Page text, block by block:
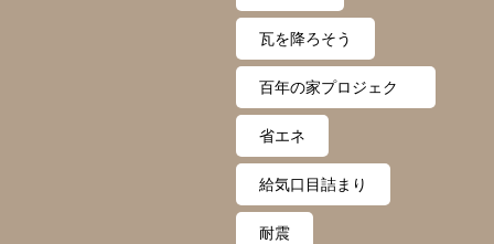
瓦を降ろそう
百年の家プロジェク
ト
省エネ
給気口目詰まり
耐震